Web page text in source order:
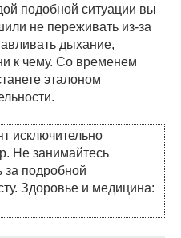
подобной ситуации вы
не переживать из-за
дыхание,
к чему. Со временем
эталоном
исключительно
Не занимайтесь
за подробной
Здоровье и медицина: